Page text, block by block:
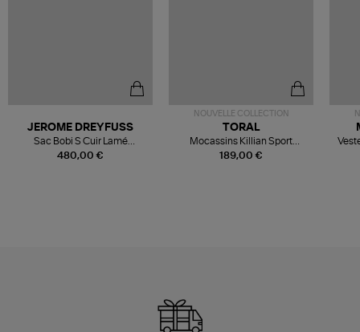
480,00 €
JEROME DREYFUSS
Sac Bobi S Cuir Lamé
Champagne
NOUVELLE COLLECTION
189,00 €
TORAL
Mocassins Killian Sport
Mousse